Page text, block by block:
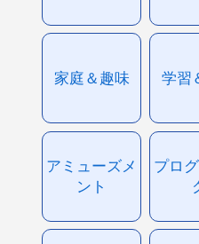
家庭＆趣味 学習
アミューズメ
ント
プロ